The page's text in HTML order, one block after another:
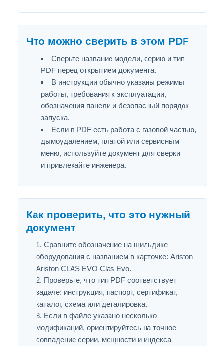
Что можно сверить в этом PDF
Сверьте название модели, серию и тип
PDF перед открытием документа.
В инструкции обычно указаны режимы
работы, требования к эксплуатации,
обозначения панели и безопасный порядок
запуска.
Если в PDF есть работа с газовой частью,
дымоудалением, платой или сервисным
меню, используйте документ для сверки
и привлекайте инженера.
Как проверить, что это нужный
документ
Сравните обозначение на шильдике
оборудования с названием в карточке: Ariston
Ariston CLAS EVO Clas Evo.
Проверьте, что тип PDF соответствует
задаче: инструкция, паспорт, сертификат,
каталог, схема или деталировка.
Если в файле указано несколько
модификаций, ориентируйтесь на точное
совпадение серии, мощности и индекса